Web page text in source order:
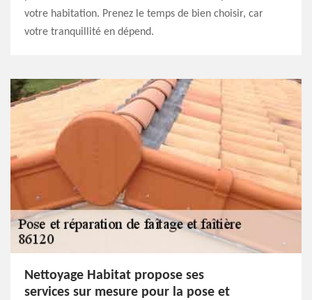
votre habitation. Prenez le temps de bien choisir, car
votre tranquillité en dépend.
Nettoyage Habitat propose ses
services sur mesure pour la pose et